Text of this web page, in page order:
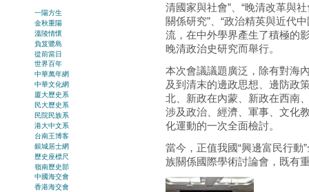
清國家與社會”、“晚清改革與
關係研究”、“政治精英與近代
流，在中外學界產生了積極的
晚清政治史研究而舉行。
本次會議議題廣泛，除有對海
及到清末的邊政思想、邊防政
北、新政在內蒙、新政在西南
涉及政治、經濟、軍事、文化
化運動的一次全面檢討。
當今，正值我國“興邊富民行動
族關係國際學術討論會，既有
一陽方生
金秋重陽
溫陵情懷
負笈鷺島
從前當日
世界百年
中華萬年網
中華文化網
廈大歷史系
民大歷史系
民院民族系
港大中文系
台南王博客
銀城居士網
歷史座標尺
嶺南歷史部
中國海交會
香港海交會